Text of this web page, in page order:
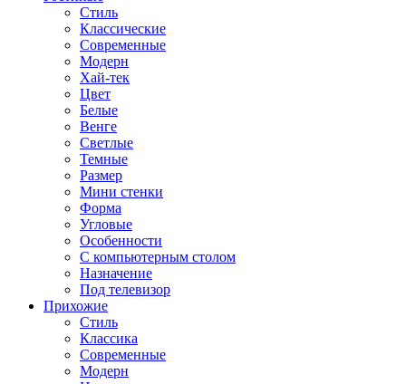
Стиль
Классические
Современные
Модерн
Хай-тек
Цвет
Белые
Венге
Светлые
Темные
Размер
Мини стенки
Форма
Угловые
Особенности
С компьютерным столом
Назначение
Под телевизор
Прихожие
Стиль
Классика
Современные
Модерн